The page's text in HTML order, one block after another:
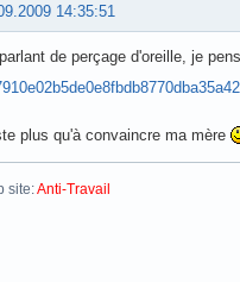
14:35:51
de perçage d'oreille, je
plus qu'à convaincre ma mère
site:Anti-Travail